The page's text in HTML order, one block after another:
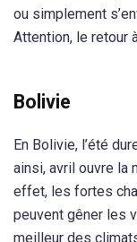
ou simplement
Attention, le retour
Bolivie
En Bolivie, l’été
ainsi, avril ouvre la
effet, les fortes
peuvent gêner les
meilleur des